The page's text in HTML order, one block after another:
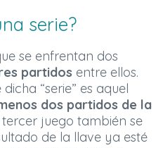
serie?
se enfrentan dos
partidos entre ellos.
“serie” es aquel
dos partidos de la
juego también se
de la llave ya esté